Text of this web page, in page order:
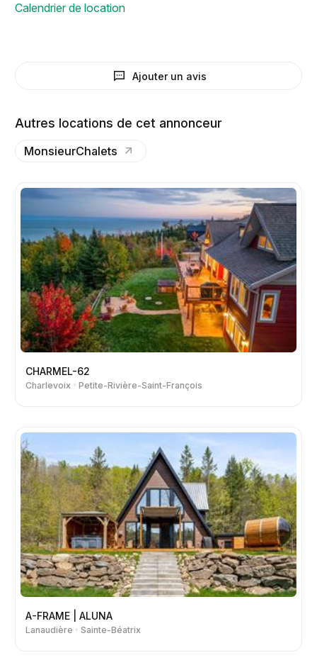
Calendrier de location
Ajouter un avis
Autres locations de cet annonceur
MonsieurChalets
CHARMEL-62
Charlevoix Petite-Rivière-Saint-François
A-FRAME | ALUNA
Lanaudière Sainte-Béatrix